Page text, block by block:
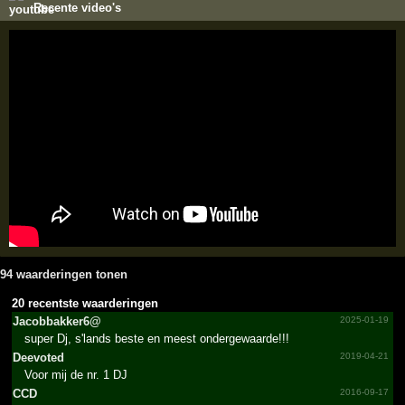
Recente video's
94 waarderingen tonen
20 recentste waarderingen
Jacobb­akker6­@­
2025-01-19
super Dj, s'lands beste en meest ondergewaarde!!!
Deevoted
2019-04-21
Voor mij de nr. 1 DJ
CCD
2016-09-17